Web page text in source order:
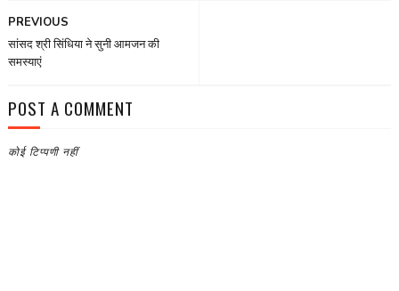
PREVIOUS
सांसद श्री सिंधिया ने सुनी आमजन की
समस्याएं
POST A COMMENT
कोई टिप्पणी नहीं